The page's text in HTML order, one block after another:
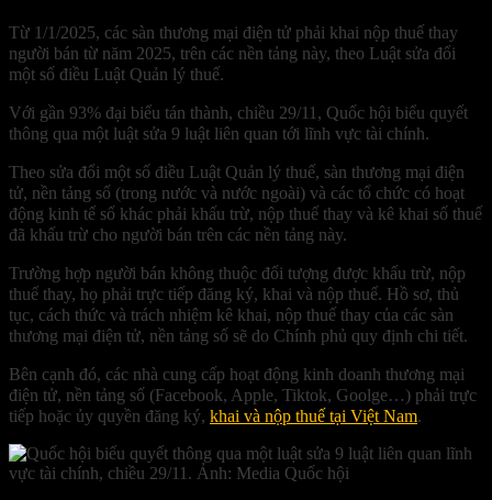
Từ 1/1/2025, các sàn thương mại điện tử phải khai nộp thuế thay
người bán từ năm 2025, trên các nền tảng này, theo Luật sửa đổi
một số điều Luật Quản lý thuế.
Với gần 93% đại biểu tán thành, chiều 29/11, Quốc hội biểu quyết
thông qua một luật sửa 9 luật liên quan tới lĩnh vực tài chính.
Theo sửa đổi một số điều Luật Quản lý thuế, sàn thương mại điện
tử, nền tảng số (trong nước và nước ngoài) và các tổ chức có hoạt
động kinh tế số khác phải khấu trừ, nộp thuế thay và kê khai số thuế
đã khấu trừ cho người bán trên các nền tảng này.
Trường hợp người bán không thuộc đối tượng được khấu trừ, nộp
thuế thay, họ phải trực tiếp đăng ký, khai và nộp thuế. Hồ sơ, thủ
tục, cách thức và trách nhiệm kê khai, nộp thuế thay của các sàn
thương mại điện tử, nền tảng số sẽ do Chính phủ quy định chi tiết.
Bên cạnh đó, các nhà cung cấp hoạt động kinh doanh thương mại
điện tử, nền tảng số (Facebook, Apple, Tiktok, Goolge…) phải trực
tiếp hoặc ủy quyền đăng ký, khai và nộp thuế tại Việt Nam.